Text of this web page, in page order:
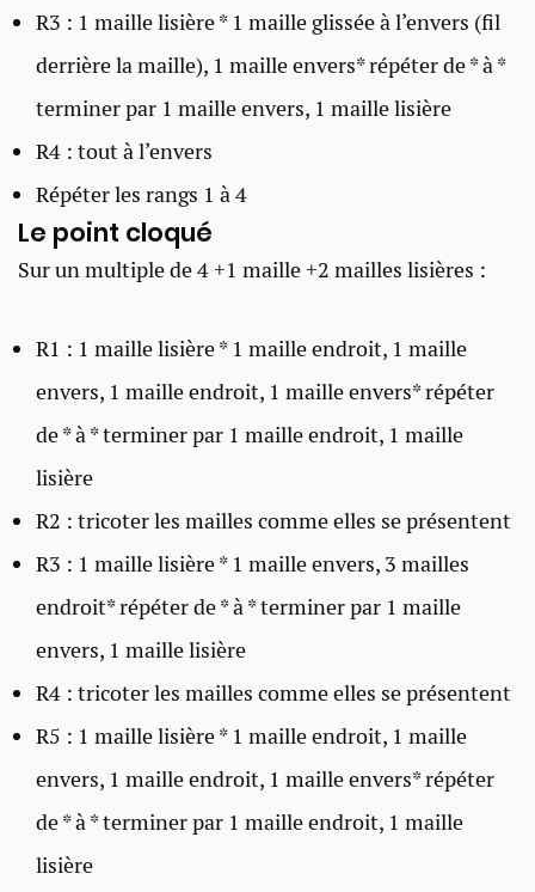
R3 : 1 maille lisière * 1 maille glissée à l’envers (fil
derrière la maille), 1 maille envers* répéter de * à *
terminer par 1 maille envers, 1 maille lisière
R4 : tout à l’envers
Répéter les rangs 1 à 4
Le point cloqué ​
Sur un multiple de 4 +1 maille +2 mailles lisières :
R1 : 1 maille lisière * 1 maille endroit, 1 maille
envers, 1 maille endroit, 1 maille envers* répéter
de * à * terminer par 1 maille endroit, 1 maille
lisière
R2 : tricoter les mailles comme elles se présentent
R3 : 1 maille lisière * 1 maille envers, 3 mailles
endroit* répéter de * à * terminer par 1 maille
envers, 1 maille lisière
R4 : tricoter les mailles comme elles se présentent
R5 : 1 maille lisière * 1 maille endroit, 1 maille
envers, 1 maille endroit, 1 maille envers* répéter
de * à * terminer par 1 maille endroit, 1 maille
lisière